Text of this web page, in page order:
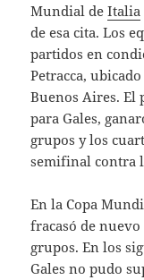
Mundial deItalia
de esa cita. Los
partidos en
Petracca,
Buenos Aires. El
para Gales,
grupos y los
semifinal contra
En la Copa
fracasó de
grupos. En los
Gales no pudo